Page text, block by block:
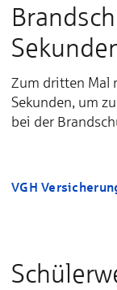
Zum dritten Mal
Sekunden, um
bei der
VGH